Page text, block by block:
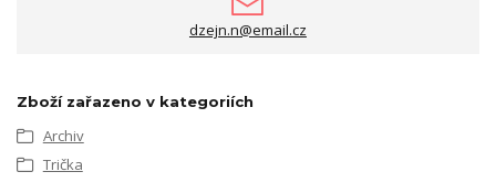
dzejn.n@email.cz
Zboží zařazeno v kategoriích
Archiv
Trička